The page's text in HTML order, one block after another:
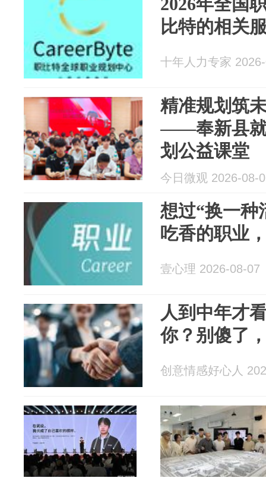
比特的相关
十年人力专家
精准规划筑
——奉新县就
划公益课堂
今日微观 2026-08-
想过“换一种
吃香的职业
壹心理 2026-08-07
人到中年才
你？别傻了
创意情感好心人